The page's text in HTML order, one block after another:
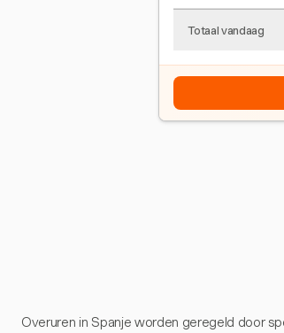
Totaal vandaag
Overuren in Spanje worden geregeld door